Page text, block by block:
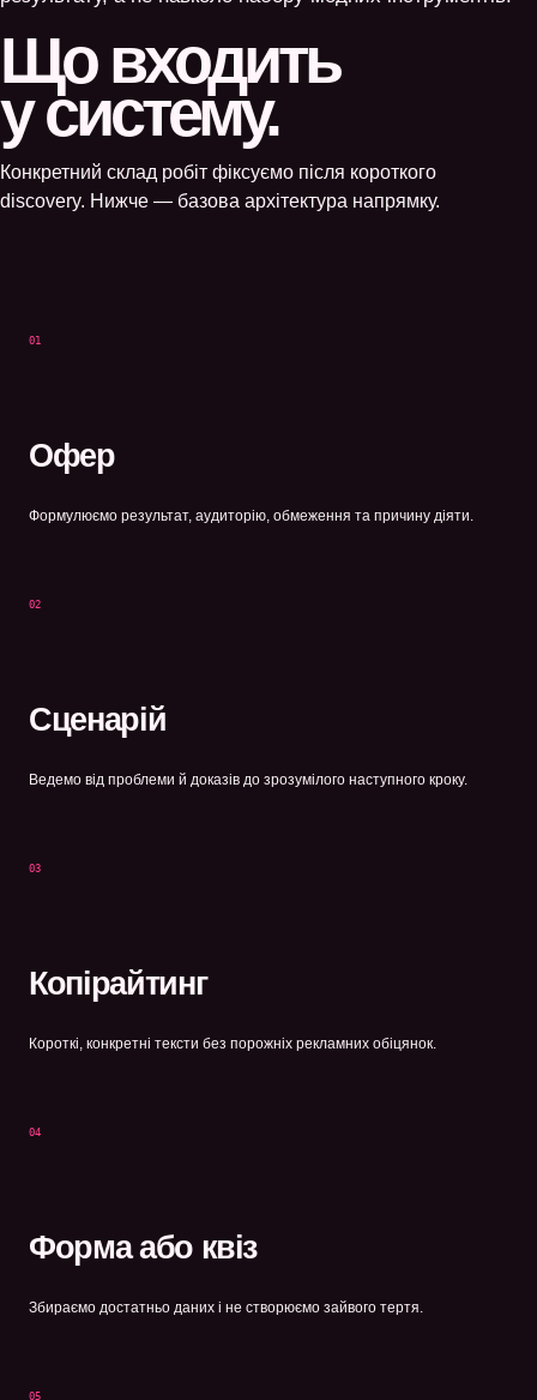
Що входить
у систему.
Конкретний склад робіт фіксуємо після короткого
discovery. Нижче — базова архітектура напрямку.
01
Офер
Формулюємо результат, аудиторію, обмеження та причину діяти.
02
Сценарій
Ведемо від проблеми й доказів до зрозумілого наступного кроку.
03
Копірайтинг
Короткі, конкретні тексти без порожніх рекламних обіцянок.
04
Форма або квіз
Збираємо достатньо даних і не створюємо зайвого тертя.
05